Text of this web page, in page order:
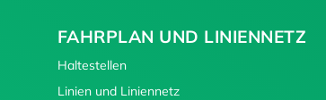
FAHRPLAN UND LINIENNETZ
Haltestellen
Linien und Liniennetz